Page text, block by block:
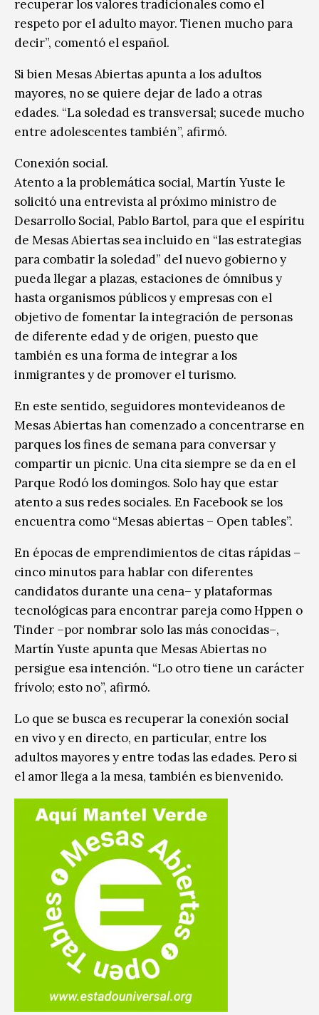
recuperar los valores tradicionales como el
respeto por el adulto mayor. Tienen mucho para
decir”, comentó el español.
Si bien Mesas Abiertas apunta a los adultos
mayores, no se quiere dejar de lado a otras
edades. “La soledad es transversal; sucede mucho
entre adolescentes también”, afirmó.
Conexión social.
Atento a la problemática social, Martín Yuste le
solicitó una entrevista al próximo ministro de
Desarrollo Social, Pablo Bartol, para que el espíritu
de Mesas Abiertas sea incluido en “las estrategias
para combatir la soledad” del nuevo gobierno y
pueda llegar a plazas, estaciones de ómnibus y
hasta organismos públicos y empresas con el
objetivo de fomentar la integración de personas
de diferente edad y de origen, puesto que
también es una forma de integrar a los
inmigrantes y de promover el turismo.
En este sentido, seguidores montevideanos de
Mesas Abiertas han comenzado a concentrarse en
parques los fines de semana para conversar y
compartir un picnic. Una cita siempre se da en el
Parque Rodó los domingos. Solo hay que estar
atento a sus redes sociales. En Facebook se los
encuentra como “Mesas abiertas – Open tables”.
En épocas de emprendimientos de citas rápidas –
cinco minutos para hablar con diferentes
candidatos durante una cena– y plataformas
tecnológicas para encontrar pareja como Hppen o
Tinder –por nombrar solo las más conocidas–,
Martín Yuste apunta que Mesas Abiertas no
persigue esa intención. “Lo otro tiene un carácter
frívolo; esto no”, afirmó.
Lo que se busca es recuperar la conexión social
en vivo y en directo, en particular, entre los
adultos mayores y entre todas las edades. Pero si
el amor llega a la mesa, también es bienvenido.